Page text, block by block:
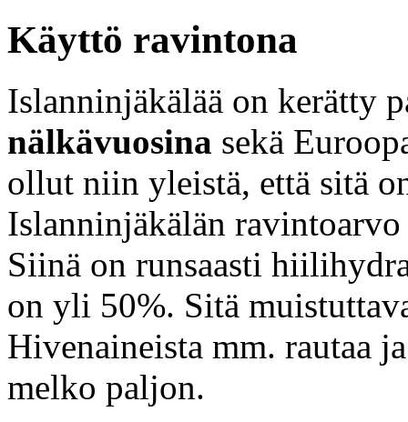
Käyttö ravintona
Islanninjäkälää on kerätty
nälkävuosina sekä
ollut niin yleistä, että sitä
Islanninjäkälän
Siinä on runsaasti
on yli 50%. Sitä
Hivenaineista mm. rautaa
melko paljon.